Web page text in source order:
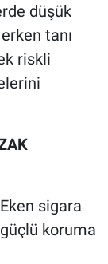
düşük
tanı
riskli
sigara
koruma